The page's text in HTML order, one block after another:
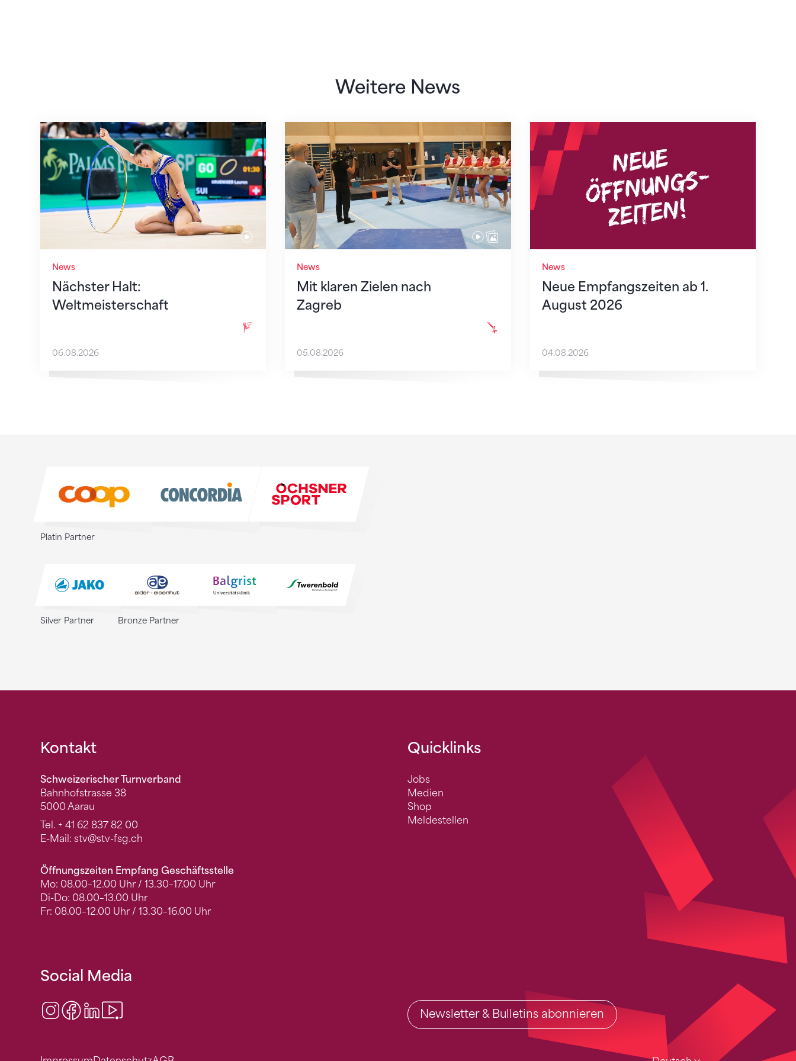
Weitere News
News
Nächster Halt:
Weltmeisterschaft
Nächster Halt: Weltmeisterschaft
06.08.2026
News
Mit klaren Zielen nach
Zagreb
Mit klaren Zielen nach Zagreb
05.08.2026
News
Neue Empfangszeiten ab 1.
August 2026
Neue Empfangszeiten ab 1. August 2026
04.08.2026
Platin Partner
Silver Partner Bronze Partner
Fusszeile
Kontakt
Schweizerischer Turnverband
Bahnhofstrasse 38
5000 Aarau
Tel. + 41 62 837 82 00
E-Mail: stv@stv-fsg.ch
Öffnungszeiten Empfang Geschäftsstelle
Mo: 08.00–12.00 Uhr / 13.30–17.00 Uhr
Di-Do: 08.00–13.00 Uhr
Fr: 08.00–12.00 Uhr / 13.30–16.00 Uhr
Quicklinks
Jobs
Medien
Shop
Meldestellen
Social Media
Instagram
Facebook
LinkedIn Newsletter & Bulletins abonnieren